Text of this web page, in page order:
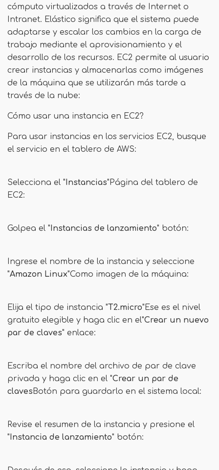
cómputo virtualizados a través de Internet o
Intranet. Elástico significa que el sistema puede
adaptarse y escalar los cambios en la carga de
trabajo mediante el aprovisionamiento y el
desarrollo de los recursos. EC2 permite al usuario
crear instancias y almacenarlas como imágenes
de la máquina que se utilizarán más tarde a
través de la nube:
Cómo usar una instancia en EC2?
Para usar instancias en los servicios EC2, busque
el servicio en el tablero de AWS:
Selecciona el "Instancias"Página del tablero de
EC2:
Golpea el "Instancias de lanzamiento" botón:
Ingrese el nombre de la instancia y seleccione
"Amazon Linux"Como imagen de la máquina:
Elija el tipo de instancia "T2.micro"Ese es el nivel
gratuito elegible y haga clic en el"Crear un nuevo
par de claves" enlace:
Escriba el nombre del archivo de par de clave
privada y haga clic en el "Crear un par de
claves Botón para guardarlo en el sistema local:
Revise el resumen de la instancia y presione el
"Instancia de lanzamiento" botón: